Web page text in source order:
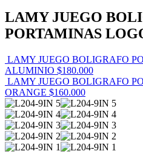
LAMY JUEGO
PORTAMINAS
LAMY JUEGO BOLIGRAFO
ALUMINIO $180.000
LAMY JUEGO BOLIGRAFO
ORANGE $160.000